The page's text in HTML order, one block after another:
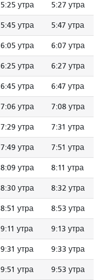
5:25 утра 5:27 утра
5:45 утра 5:47 утра
6:05 утра 6:07 утра
6:25 утра 6:27 утра
6:45 утра 6:47 утра
7:06 утра 7:08 утра
7:29 утра 7:31 утра
7:49 утра 7:51 утра
8:09 утра 8:11 утра
8:30 утра 8:32 утра
8:51 утра 8:53 утра
9:11 утра 9:13 утра
9:31 утра 9:33 утра
9:51 утра 9:53 утра